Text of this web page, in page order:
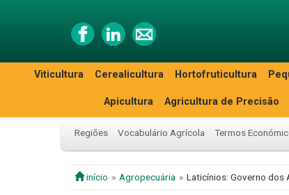
Viticultura Cerealicultura Hortofruticultura
Apicultura Agricultura de Precisão
Regiões Vocabulário Agrícola Termos
início Agropecuária Laticínios: Governo dos